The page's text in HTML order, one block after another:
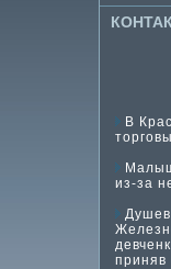
В
из-за
приняв